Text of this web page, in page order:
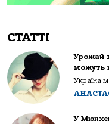
СТАТТІ
Урожай
можуть
Україна
У